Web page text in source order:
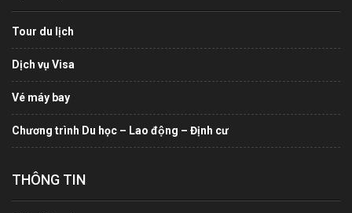
Tour du lịch
Dịch vụ Visa
Vé máy bay
Chương trình Du học – Lao động – Định cư
THÔNG TIN